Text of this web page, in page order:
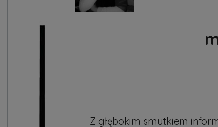
Z głębokim smutkiem